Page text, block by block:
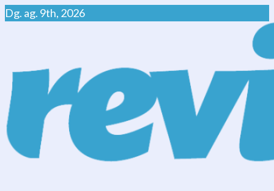
Skip
Dg. ag. 9th, 2026